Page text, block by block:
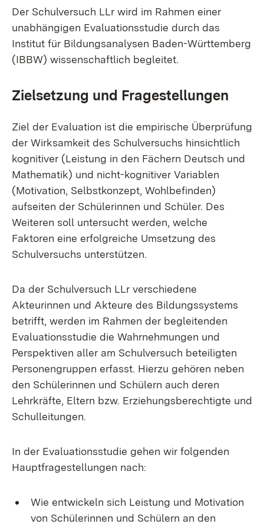
Der Schulversuch LLr wird im Rahmen einer
unabhängigen Evaluationsstudie durch das
Institut für Bildungsanalysen Baden-Württemberg
(IBBW) wissenschaftlich begleitet.
Zielsetzung und Fragestellungen
Ziel der Evaluation ist die empirische Überprüfung
der Wirksamkeit des Schulversuchs hinsichtlich
kognitiver (Leistung in den Fächern Deutsch und
Mathematik) und nicht-kognitiver Variablen
(Motivation, Selbstkonzept, Wohlbefinden)
aufseiten der Schülerinnen und Schüler. Des
Weiteren soll untersucht werden, welche
Faktoren eine erfolgreiche Umsetzung des
Schulversuchs unterstützen.
Da der Schulversuch LLr verschiedene
Akteurinnen und Akteure des Bildungssystems
betrifft, werden im Rahmen der begleitenden
Evaluationsstudie die Wahrnehmungen und
Perspektiven aller am Schulversuch beteiligten
Personengruppen erfasst. Hierzu gehören neben
den Schülerinnen und Schülern auch deren
Lehrkräfte, Eltern bzw. Erziehungsberechtigte und
Schulleitungen.
In der Evaluationsstudie gehen wir folgenden
Hauptfragestellungen nach:
Wie entwickeln sich Leistung und Motivation
von Schülerinnen und Schülern an den